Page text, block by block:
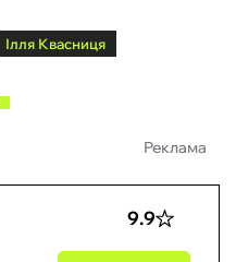
Ілля Квасниця
Реклама
9.9